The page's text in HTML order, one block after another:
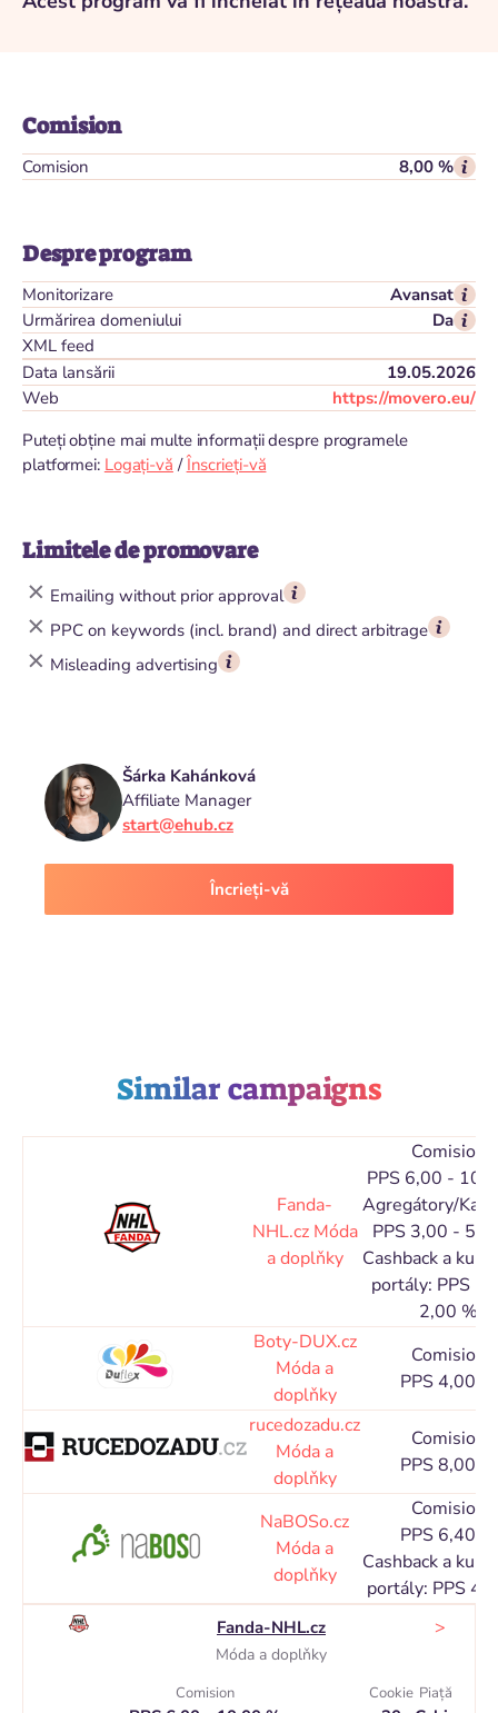
Comision
Comision 8,00 %
Despre program
Monitorizare
Avansat
Urmărirea domeniului
Da
XML feed
Data lansării
19.05.2026
Web
https://movero.eu/
Puteți obține mai multe informații despre programele
platformei: Logați-vă /Înscrieți-vă
Limitele de promovare
Emailing without prior approval
PPC on keywords (incl. brand) and direct arbitrage
Misleading advertising
Šárka Kahánková
Affiliate Manager
start@ehub.cz
Încrieți-vă
Similar campaigns
Fanda-
NHL.cz Móda
a doplňky
Comision
PPS 6,00 -
Agregátory/
PPS 3,00 -
Cashback a
portály: PPS
2,00 %
Boty-DUX.cz
Móda a
doplňky
Comision
PPS 4,00 %
rucedozadu.cz
Móda a
doplňky
Comision
PPS 8,00 %
NaBOSo.cz
Móda a
doplňky
Comision
PPS 6,40 %
Cashback a
portály: PPS
Fanda-NHL.cz
Móda a doplňky
>
Comision Cookie Piaţă